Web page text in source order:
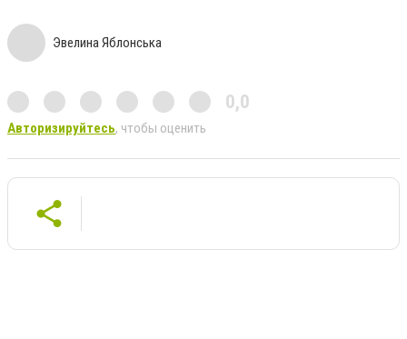
Эвелина Яблонська
0,0
Авторизируйтесь, чтобы оценить